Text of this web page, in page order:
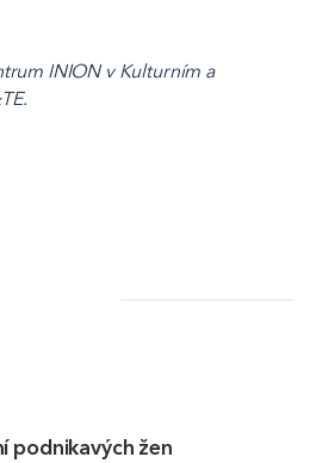
INION v Kulturním a
podnikavých žen